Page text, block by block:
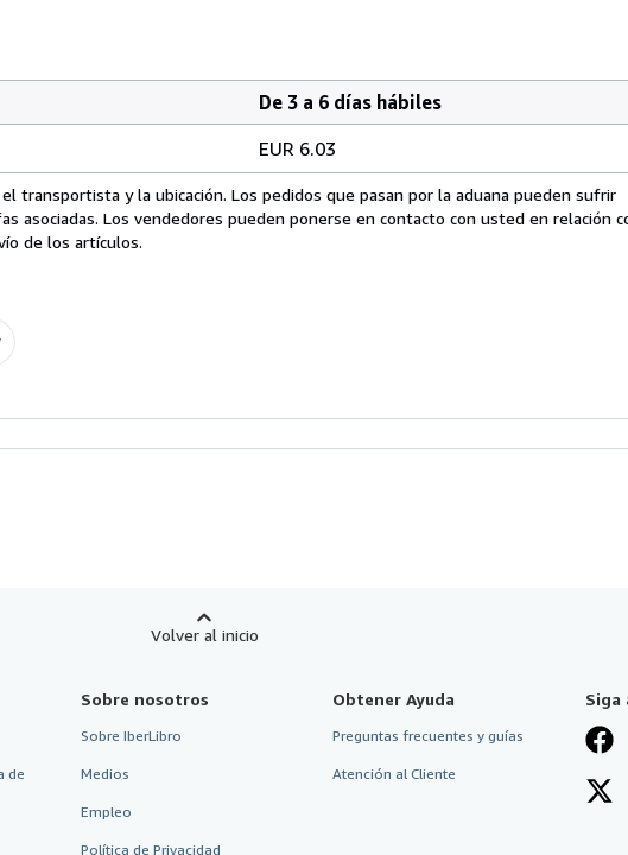
De 3 a 6 días hábiles
EUR 6.03
transportista y la ubicación. Los pedidos que pasan por la aduana pueden sufrir
asociadas. Los vendedores pueden ponerse en contacto con usted en relación
de los artículos.
Volver al inicio
de
Sobre nosotros
Sobre IberLibro
Medios
Empleo
Política de Privacidad
Obtener Ayuda
Preguntas frecuentes y guías
Atención al Cliente
Siga